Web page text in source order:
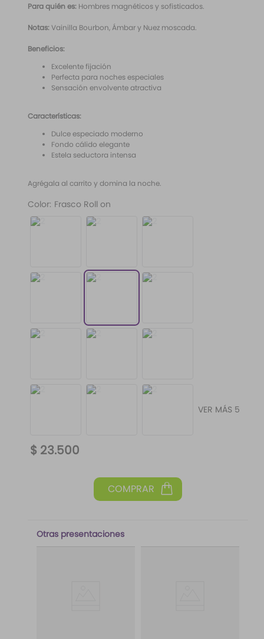
Para quién es: Hombres magnéticos y sofisticados.
Notas: Vainilla Bourbon, Ámbar y Nuez moscada.
Beneficios:
Excelente fijación
Perfecta para noches especiales
Sensación envolvente atractiva
Características:
Dulce especiado moderno
Fondo cálido elegante
Estela seductora intensa
Agrégala al carrito y domina la noche.
Color: Frasco Roll on
VER MÁS 5
$ 23.500
Otras presentaciones